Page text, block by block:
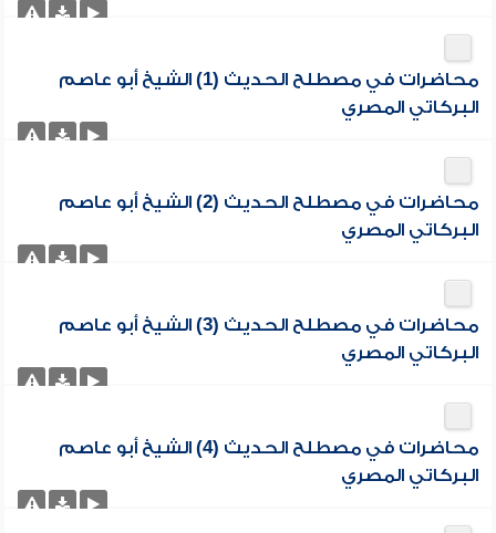
محاضرات في مصطلح الحديث (1) الشيخ أبو عاصم
البركاتي المصري
محاضرات في مصطلح الحديث (2) الشيخ أبو عاصم
البركاتي المصري
محاضرات في مصطلح الحديث (3) الشيخ أبو عاصم
البركاتي المصري
محاضرات في مصطلح الحديث (4) الشيخ أبو عاصم
البركاتي المصري